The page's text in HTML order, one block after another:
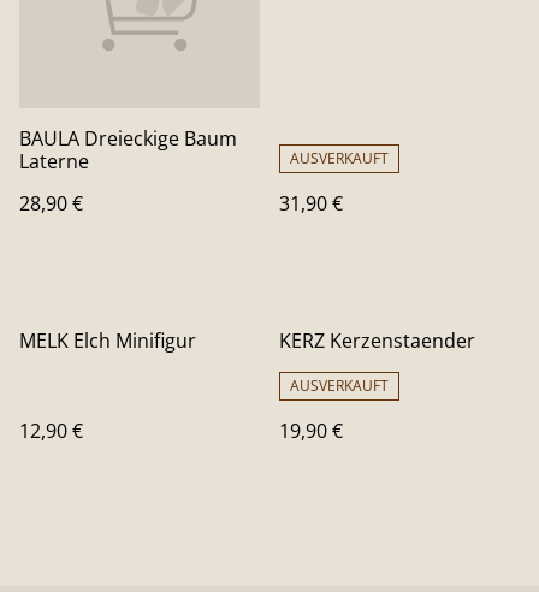
BAULA Dreieckige Baum
Laterne
28,90 €
AUSVERKAUFT
31,90 €
MELK Elch Minifigur
12,90 €
KERZ Kerzenstaender
AUSVERKAUFT
19,90 €